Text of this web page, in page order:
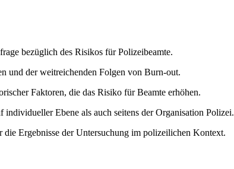
bezüglich des Risikos für Polizeibeamte.
und der weitreichenden Folgen von Burn-out.
Faktoren, die das Risiko für Beamte erhöhen.
Ebene als auch seitens der Organisation Polizei.
Ergebnisse der Untersuchung im polizeilichen Kontext.